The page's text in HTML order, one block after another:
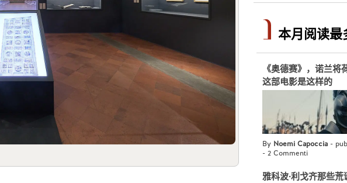
本月阅读最
《奥德赛》，诺兰将
这部电影是这样的
By Noemi Capoccia -
- 2 Commenti
雅科波·利戈齐那些